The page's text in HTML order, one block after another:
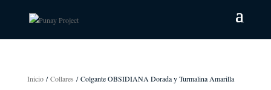
Inicio/Collares / Colgante OBSIDIANA Dorada y Turmalina Amarilla